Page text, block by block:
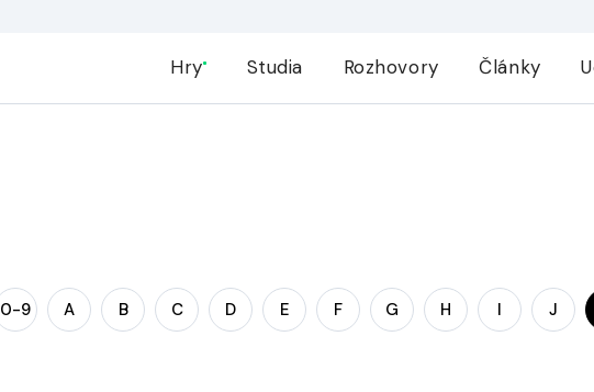
Hry Studia Rozhovory Články
0-9 A B C D E F G H I J